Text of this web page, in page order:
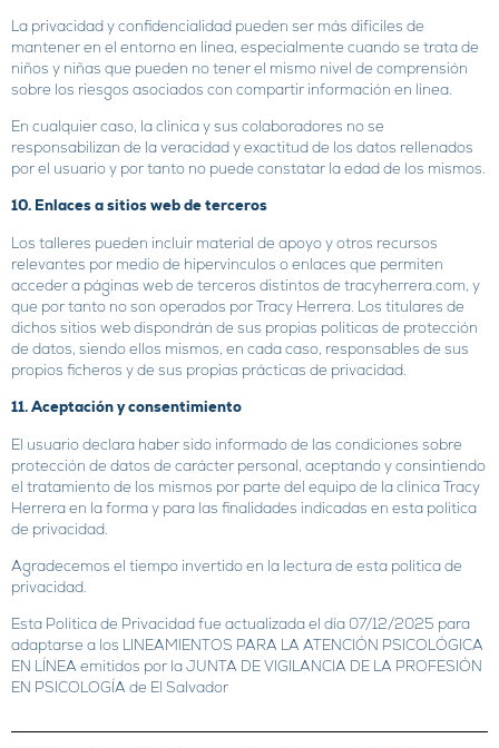
La privacidad y confidencialidad pueden ser más difíciles de
mantener en el entorno en línea, especialmente cuando se trata de
niños y niñas que pueden no tener el mismo nivel de comprensión
sobre los riesgos asociados con compartir información en línea.
En cualquier caso, la clínica y sus colaboradores no se
responsabilizan de la veracidad y exactitud de los datos rellenados
por el usuario y por tanto no puede constatar la edad de los mismos.
10. Enlaces a sitios web de terceros
Los talleres pueden incluir material de apoyo y otros recursos
relevantes por medio de hipervínculos o enlaces que permiten
acceder a páginas web de terceros distintos de tracyherrera.com, y
que por tanto no son operados por Tracy Herrera. Los titulares de
dichos sitios web dispondrán de sus propias políticas de protección
de datos, siendo ellos mismos, en cada caso, responsables de sus
propios ficheros y de sus propias prácticas de privacidad.
11. Aceptación y consentimiento
El usuario declara haber sido informado de las condiciones sobre
protección de datos de carácter personal, aceptando y consintiendo
el tratamiento de los mismos por parte del equipo de la clínica Tracy
Herrera en la forma y para las finalidades indicadas en esta política
de privacidad.
Agradecemos el tiempo invertido en la lectura de esta política de
privacidad.
Esta Política de Privacidad fue actualizada el día 07/12/2025 para
adaptarse a los LINEAMIENTOS PARA LA ATENCIÓN PSICOLÓGICA
EN LÍNEA emitidos por la JUNTA DE VIGILANCIA DE LA PROFESIÓN
EN PSICOLOGÍA de El Salvador